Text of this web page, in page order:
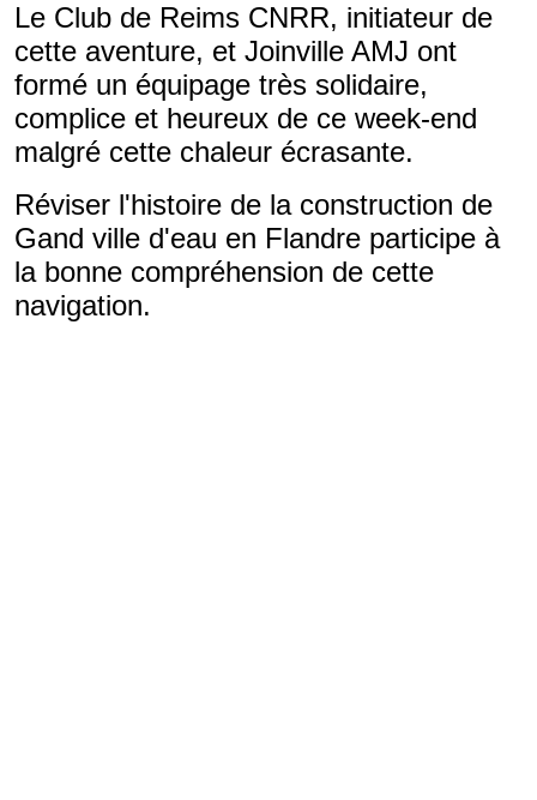
Le Club de Reims CNRR, initiateur de
cette aventure, et Joinville AMJ ont
formé un équipage très solidaire,
complice et heureux de ce week-end
malgré cette chaleur écrasante.
Réviser l'histoire de la construction de
Gand ville d'eau en Flandre participe à
la bonne compréhension de cette
navigation.